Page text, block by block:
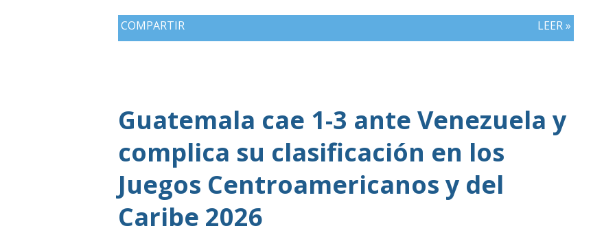
COMPARTIR LEER »
Guatemala cae 1-3 ante Venezuela y
complica su clasificación en los
Juegos Centroamericanos y del
Caribe 2026